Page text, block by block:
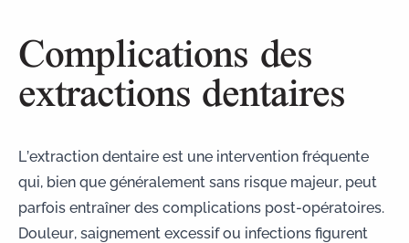
Complications des
extractions dentaires
L’extraction dentaire est une intervention fréquente
qui, bien que généralement sans risque majeur, peut
parfois entraîner des complications post-opératoires.
Douleur, saignement excessif ou infections figurent